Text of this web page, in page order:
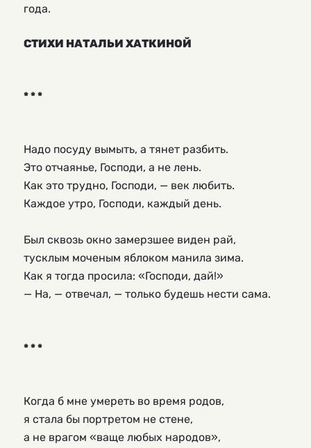
года.
СТИХИ НАТАЛЬИ ХАТКИНОЙ
* * *
Надо посуду вымыть, а тянет разбить.
Это отчаянье, Господи, а не лень.
Как это трудно, Господи, — век любить.
Каждое утро, Господи, каждый день.
Был сквозь окно замерзшее виден рай,
тусклым моченым яблоком манила зима.
Как я тогда просила: «Господи, дай!»
— На, — отвечал, — только будешь нести сама.
* * *
Когда б мне умереть во время родов,
я стала бы портретом не стене,
а не врагом «ваще любых народов»,